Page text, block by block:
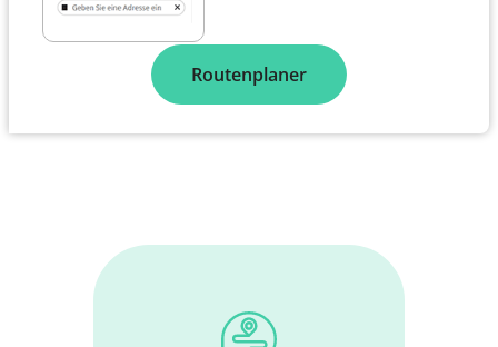
Routenplaner